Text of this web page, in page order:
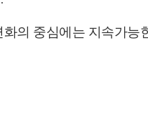
화의 중심에는 지속가능